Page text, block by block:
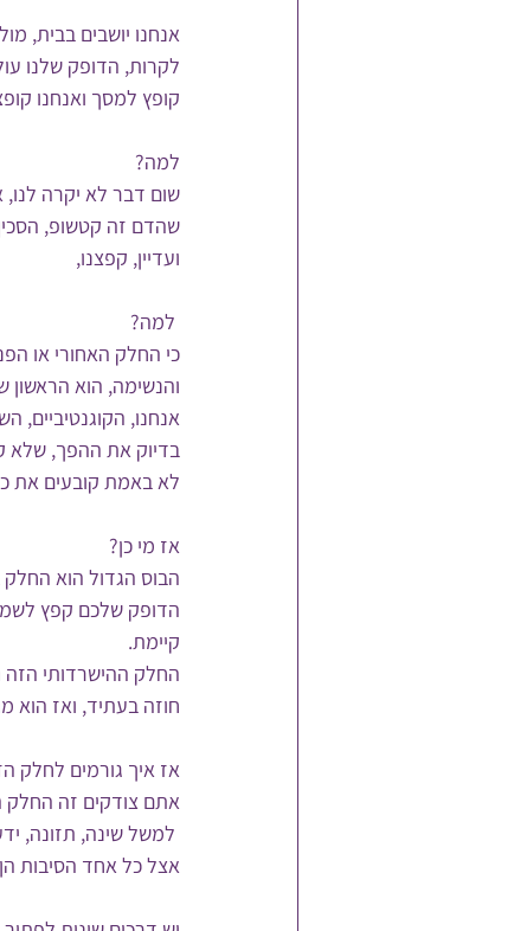
אנחנו יושבים בבית,
לקרות, הדופק שלנו
קופץ למסך ואנחנו
למה?
שום דבר לא יקרה לנו,
שהדם זה קטשופ,
ועדיין, קפצנו,
כי החלק האחורי או
והנשימה, הוא
אנחנו, הקוגנטיביים,
בדיוק את ההפך, שלא
לא באמת קובעים את
אז מי כן?
הבוס הגדול הוא
הדופק שלכם קפץ
קיימת.
החלק ההישרדותי
חוזה בעתיד, ואז הוא
אז איך גורמים לחלק
אתם צודקים זה החלק
אצל כל אחד הסיבות